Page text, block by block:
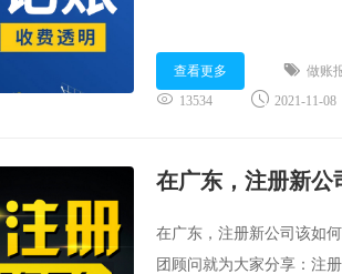
查看更多
做账
13534
2021-11-08
在广东，注册新公
在广东，注册新公司该如
团顾问就为大家分享：注